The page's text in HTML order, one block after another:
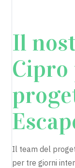
Il
Il team del
per tre giorni